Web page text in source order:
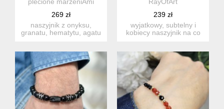
269 zł
naszyjnik z onyksu,
granatu, hematytu, agatu
239 zł
wyjatkowy, subtelny i
kobiecy naszyjnik na co